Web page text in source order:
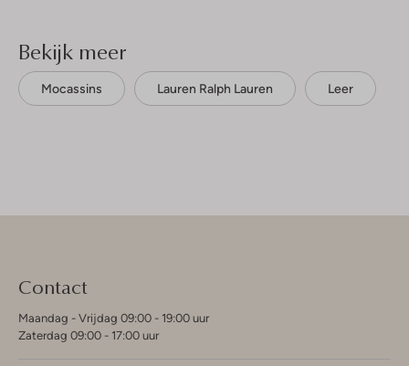
Bekijk meer
Mocassins Lauren Ralph Lauren Leer
Contact
Maandag - Vrijdag 09:00 - 19:00 uur
Zaterdag 09:00 - 17:00 uur